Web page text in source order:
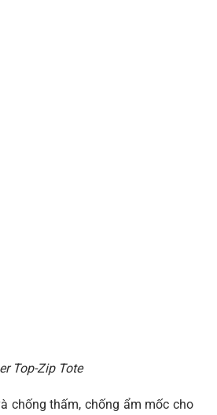
Top-Zip Tote
chống thấm, chống ẩm mốc cho